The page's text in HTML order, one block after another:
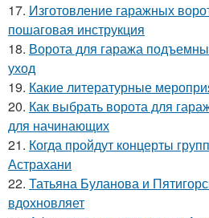
17. Изготовление гаражных
пошаговая инструкция
18. Ворота для гаража
уход
19. Какие литературные
20. Как выбрать ворота для
для начинающих
21. Когда пройдут концерты
Астрахани
22. Татьяна Буланова и
вдохновляет